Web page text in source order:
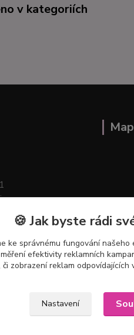
v kategoriích
🍪 Jak byste rádi
ke správnému fungování
efektivity reklamních
zobrazení reklam odpovídajících
Nastavení